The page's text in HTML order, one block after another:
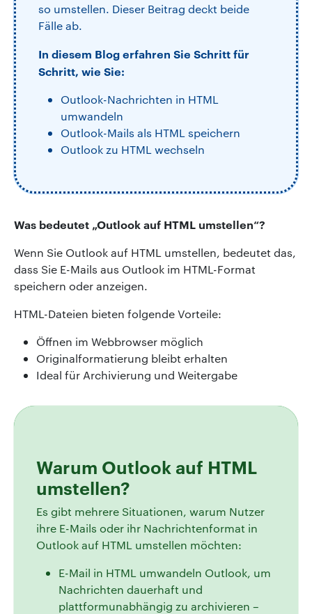
so umstellen. Dieser Beitrag deckt beide
Fälle ab.
In diesem Blog erfahren Sie Schritt für
Schritt, wie Sie:
Outlook-Nachrichten in HTML
umwandeln
Outlook-Mails als HTML speichern
Outlook zu HTML wechseln
Was bedeutet „Outlook auf HTML umstellen“?
Wenn Sie Outlook auf HTML umstellen, bedeutet das,
dass Sie E-Mails aus Outlook im HTML-Format
speichern oder anzeigen.
HTML-Dateien bieten folgende Vorteile:
Öffnen im Webbrowser möglich
Originalformatierung bleibt erhalten
Ideal für Archivierung und Weitergabe
Warum Outlook auf HTML
umstellen?
Es gibt mehrere Situationen, warum Nutzer
ihre E-Mails oder ihr Nachrichtenformat in
Outlook auf HTML umstellen möchten:
E-Mail in HTML umwandeln Outlook, um
Nachrichten dauerhaft und
plattformunabhängig zu archivieren –